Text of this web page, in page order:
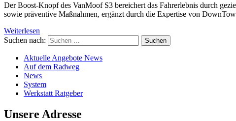
Der Boost-Knopf des VanMoof S3 bereichert das Fahrerlebnis durch
sowie präventive Maßnahmen, ergänzt durch die Expertise von
Weiterlesen
Suchen nach:
Aktuelle Angebote News
Auf dem Radweg
News
System
Werkstatt Ratgeber
Unsere Adresse